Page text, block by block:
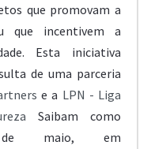
que promovam a
que incentivem a
Esta iniciativa
de uma parceria
e a LPN - Liga
Saibam como
maio, em